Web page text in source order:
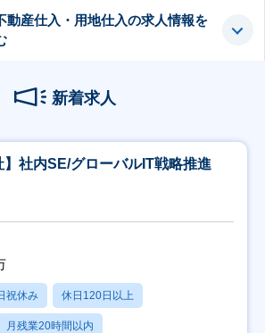
動産仕入・用地仕入の求人情報を
新着求人
社内SE/グローバルIT戦略推進
祝休み 休日120日以上
月残業20時間以内